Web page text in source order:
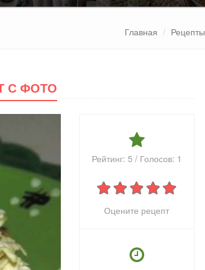
Главная Рецепты
С ФОТО
Рейтинг: 5 / Голосов: 1
Оцените рецепт